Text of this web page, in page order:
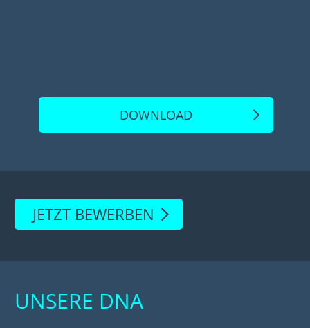
DOWNLOAD
JETZT BEWERBEN
UNSERE DNA